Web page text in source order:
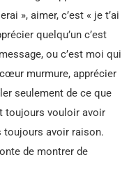
», aimer, c’est « je t’ai
quelqu’un c’est
ou c’est moi qui
cœur murmure, apprécier
seulement de ce que
toujours vouloir avoir
toujours avoir raison.
de montrer de